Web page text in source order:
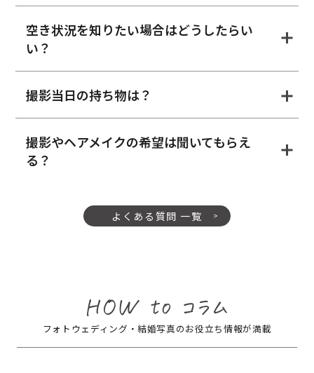
空き状況を知りたい場合はどうしたらい
い？
撮影当日の持ち物は？
撮影やヘアメイクの希望は聞いてもらえ
る？
よくある質問 一覧
フォトウェディング・結婚写真のお役立ち情報が満載